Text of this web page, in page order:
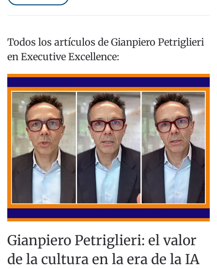
Todos los artículos de Gianpiero Petriglieri
en Executive Excellence:
Gianpiero Petriglieri: el valor
de la cultura en la era de la IA